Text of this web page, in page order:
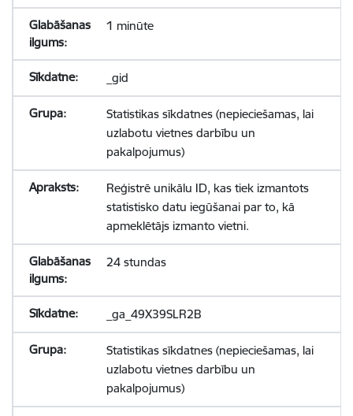
1 minūte
_gid
Statistikas sīkdatnes (nepieciešamas, lai
uzlabotu vietnes darbību un
pakalpojumus)
Reģistrē unikālu ID, kas tiek izmantots
statistisko datu iegūšanai par to, kā
apmeklētājs izmanto vietni.
24 stundas
_ga_49X39SLR2B
Statistikas sīkdatnes (nepieciešamas, lai
uzlabotu vietnes darbību un
pakalpojumus)